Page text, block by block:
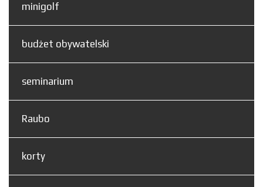
minigolf
budżet obywatelski
seminarium
Raubo
korty